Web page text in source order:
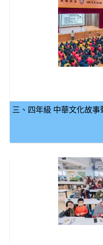
三、四年級 中華文化故事